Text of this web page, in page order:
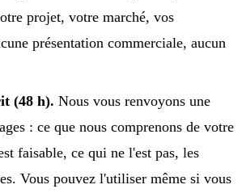
projet, votre marché, vos
présentation commerciale, aucun
(48 h). Nous vous renvoyons une
: ce que nous comprenons de votre
faisable, ce qui ne l'est pas, les
Vous pouvez l'utiliser même si vous